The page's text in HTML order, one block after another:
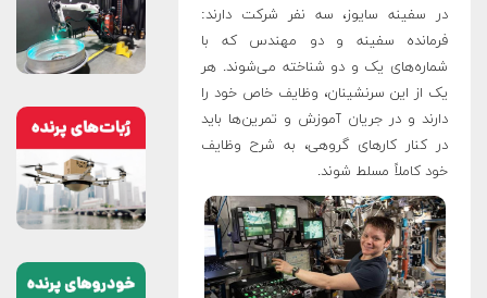
در سفینه سایوز، سه نفر شرکت دارند:
فرمانده سفینه و دو مهندس که با
شماره‌های یک و دو شناخته می‌شوند. هر
یک از این سرنشینان، وظایف خاص خود را
دارند و در جریان آموزش و تمرین‌ها باید
در کنار کارهای گروهی، به شرح وظایف
خود کاملاً مسلط شوند.